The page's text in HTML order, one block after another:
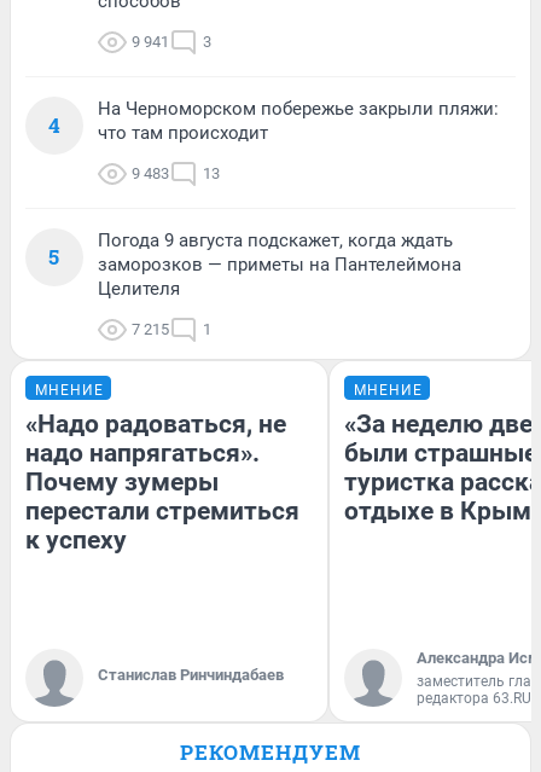
9 941 3
4
На Черноморском побережье закрыли пляжи:
что там происходит
9 483 13
5
Погода 9 августа подскажет, когда ждать
заморозков — приметы на Пантелеймона
Целителя
7 215 1
МНЕНИЕ
«Надо радоваться, не
надо напрягаться».
Почему зумеры
перестали стремиться
к успеху
Станислав Ринчиндабаев
МНЕНИЕ
«За неделю две
были
туристка
отдыхе в
Александра
заместитель
редактора 63.RU
РЕКОМЕНДУЕМ